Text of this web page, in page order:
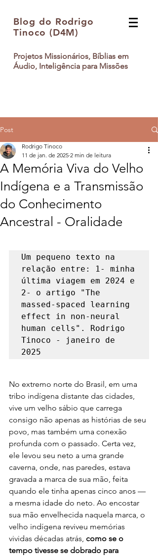
Blog do Rodrigo
Tinoco (D4M)
Projetos Missionários, Bíblias em
Áudio, Inteligência para Missões
Post
A Memória Viva do Velho
Indígena e a Transmissão
do Conhecimento
Ancestral - Oralidade
Rodrigo Tinoco
11 de jan. de 2025 2 min de leitura
Um pequeno texto na
relação entre: 1- minha
última viagem em 2024 e
2- o artigo "The
massed-spaced learning
effect in non-neural
human cells". Rodrigo
Tinoco - janeiro de
2025
No extremo norte do Brasil, em uma
tribo indígena distante das cidades,
vive um velho sábio que carrega
consigo não apenas as histórias de seu
povo, mas também uma conexão
profunda com o passado. Certa vez,
ele levou seu neto a uma grande
caverna, onde, nas paredes, estava
gravada a marca de sua mão, feita
quando ele tinha apenas cinco anos —
a mesma idade do neto. Ao encostar
sua mão envelhecida naquela marca, o
velho indígena reviveu memórias
vividas décadas atrás, como se o
tempo tivesse se dobrado para